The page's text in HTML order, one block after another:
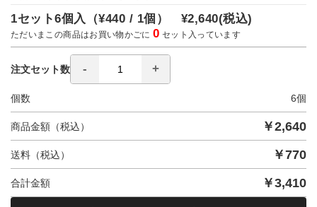
1セット6個入（¥440 / 1個） ¥2,640(税込)
ただいまこの商品はお買い物かごに0 セット入っています
注文セット数
個数 6個
商品金額（税込） ￥2,640
送料（税込） ￥770
合計金額 ￥3,410